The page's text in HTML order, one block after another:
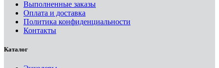
Выполненные заказы
Оплата и доставка
Политика конфиденциальности
Контакты
Каталог